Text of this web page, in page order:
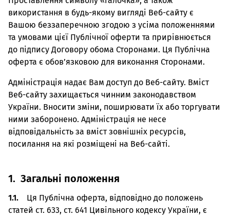
використання в будь-якому вигляді Веб-сайту є
Вашою беззаперечною згодою з усіма положеннями
та умовами цієї Публічної оферти та прирівнюється
до підпису Договору обома Сторонами. Ця Публічна
оферта є обов’язковою для виконання Сторонами.
Адміністрація надає Вам доступ до Веб-сайту. Вміст
Веб-сайту захищається чинним законодавством
України. Вносити зміни, поширювати їх або торгувати
ними заборонено. Адміністрація не несе
відповідальність за вміст зовнішніх ресурсів,
посилання на які розміщені на Веб-сайті.
1. Загальні положення
1.1.
Ця Публічна оферта, відповідно до положень
статей ст. 633, ст. 641 Цивільного кодексу України, є